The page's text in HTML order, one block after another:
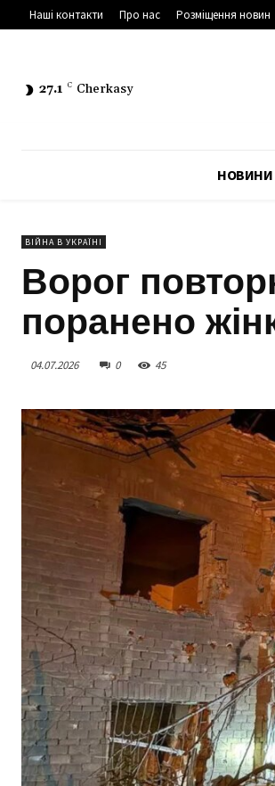
Наші контакти Про нас Розміщення новин
27.1 C Cherkasy
НОВИНИ
ВІЙНА В УКРАЇНІ
Ворог
поранено
04.07.2026 0 45